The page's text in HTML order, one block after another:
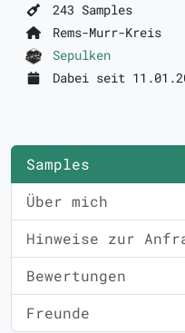
243 Samples
Rems-Murr-Kreis
Sepulken
Dabei seit
Samples
Über mich
Hinweise zur
Bewertungen
Freunde